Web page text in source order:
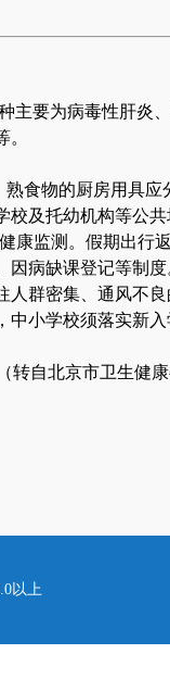
主要为病毒性肝炎、
食物的厨房用具应
校及托幼机构等公
康监测。假期出行
因病缺课登记等制
人群密集、通风不
中小学校须落实新
（转自北京市卫生健康
以上